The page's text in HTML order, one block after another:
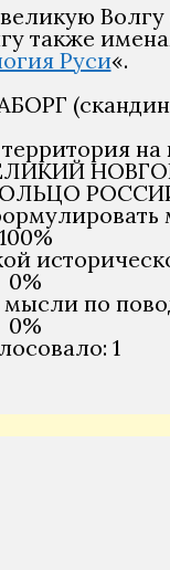
также
Руси«.
100%
0%
по
0%
1